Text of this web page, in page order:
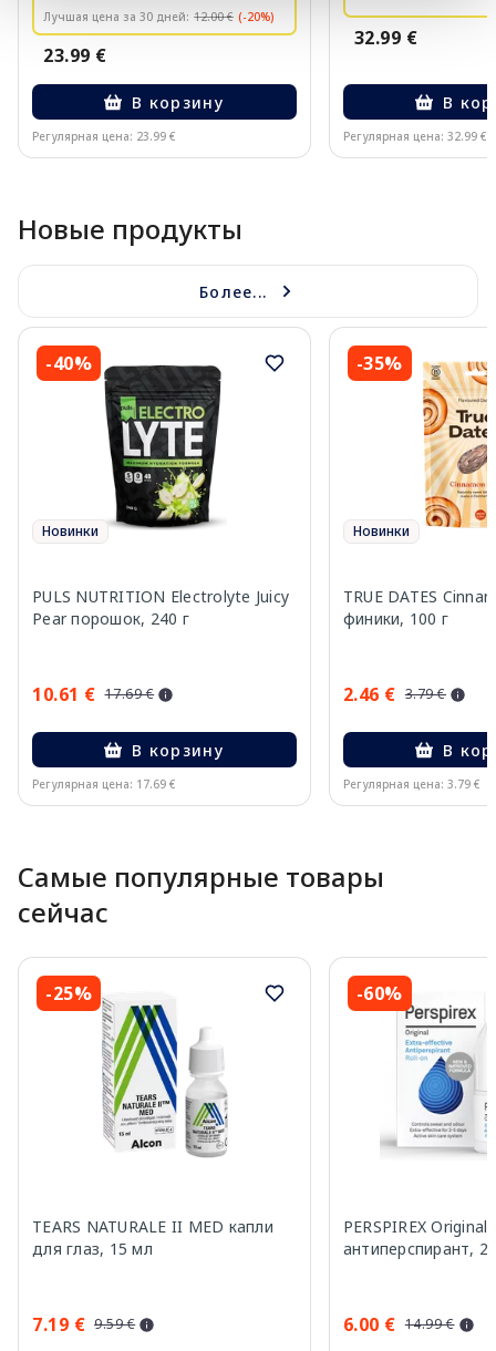
Лучшая цена за 30 дней: 12.00 € (-20%)
23.99 €
В корзину
Регулярная цена: 23.99 €
32.99 €
В
Регулярная цена: 32.99 €
Новые продукты
Более...
-40%
Новинки
PULS NUTRITION Electrolyte Juicy
Pear порошок, 240 г
10.61 € 17.69 €
В корзину
Регулярная цена: 17.69 €
-35%
Новинки
TRUE DATES
финики, 100 г
2.46 € 3.79 €
В
Регулярная цена: 3.79 €
Самые популярные товары
сейчас
-25%
TEARS NATURALE II MED капли
для глаз, 15 мл
7.19 € 9.59 €
-60%
PERSPIREX Original
антиперспирант,
6.00 € 14.99 €